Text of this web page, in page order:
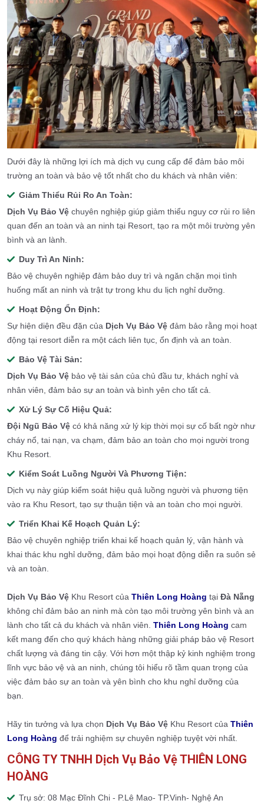
Dưới đây là những lợi ích mà dịch vụ cung cấp để đảm bảo môi
trường an toàn và bảo vệ tốt nhất cho du khách và nhân viên:
Giảm Thiểu Rủi Ro An Toàn:
Dịch Vụ Bảo Vệ chuyên nghiệp giúp giảm thiểu nguy cơ rủi ro liên
quan đến an toàn và an ninh tại Resort, tạo ra một môi trường yên
bình và an lành.
Duy Trì An Ninh:
Bảo vệ chuyên nghiệp đảm bảo duy trì và ngăn chặn mọi tình
huống mất an ninh và trật tự trong khu du lịch nghỉ dưỡng.
Hoạt Động Ổn Định:
Sự hiện diện đều đặn của Dịch Vụ Bảo Vệ đảm bảo rằng mọi hoạt
động tại resort diễn ra một cách liên tục, ổn định và an toàn.
Bảo Vệ Tài Sản:
Dịch Vụ Bảo Vệ bảo vệ tài sản của chủ đầu tư, khách nghỉ và
nhân viên, đảm bảo sự an toàn và bình yên cho tất cả.
Xử Lý Sự Cố Hiệu Quả:
Đội Ngũ Bảo Vệ có khả năng xử lý kịp thời mọi sự cố bất ngờ như
cháy nổ, tai nạn, va chạm, đảm bảo an toàn cho mọi người trong
Khu Resort.
Kiểm Soát Luồng Người Và Phương Tiện:
Dịch vụ này giúp kiểm soát hiệu quả luồng người và phương tiện
vào ra Khu Resort, tạo sự thuận tiện và an toàn cho mọi người.
Triển Khai Kế Hoạch Quản Lý:
Bảo vệ chuyên nghiệp triển khai kế hoạch quản lý, vận hành và
khai thác khu nghỉ dưỡng, đảm bảo mọi hoạt động diễn ra suôn sẻ
và an toàn.
Dịch Vụ Bảo Vệ Khu Resort của Thiên Long Hoàng tại Đà Nẵng
không chỉ đảm bảo an ninh mà còn tạo môi trường yên bình và an
lành cho tất cả du khách và nhân viên. Thiên Long Hoàng cam
kết mang đến cho quý khách hàng những giải pháp bảo vệ Resort
chất lượng và đáng tin cậy. Với hơn một thập kỷ kinh nghiệm trong
lĩnh vực bảo vệ và an ninh, chúng tôi hiểu rõ tầm quan trọng của
việc đảm bảo sự an toàn và yên bình cho khu nghỉ dưỡng của
bạn.
Hãy tin tưởng và lựa chọn Dịch Vụ Bảo Vệ Khu Resort của Thiên
Long Hoàng để trải nghiệm sự chuyên nghiệp tuyệt vời nhất.
CÔNG TY TNHH Dịch Vụ Bảo Vệ THIÊN LONG
HOÀNG
Trụ sở: 08 Mạc Đĩnh Chi - P.Lê Mao- TP.Vinh- Nghệ An